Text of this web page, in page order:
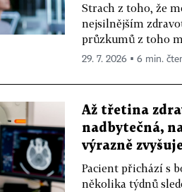
Strach z toho, že
nejsilnějším
průzkumů z toho
29. 7. 2026 ▪ 6 min.
Až třetina
nadbytečná,
výrazně
Pacient přichází s
několika týdnů